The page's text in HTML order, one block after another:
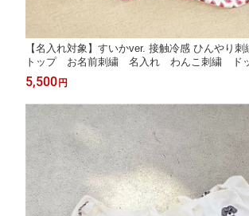
【名入れ対象】すいかver. 接触冷感 ひんやり
トップ お名前刺繍 名入れ わんこ刺繍 ド
服 ペット オリジナル刺繍 犬柄 WAN
ライフ【TV番組ええじゃないか！メディア掲載
5,500円